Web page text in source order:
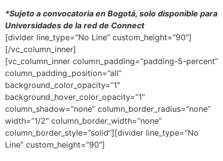
*Sujeto a convocatoria en Bogotá, solo disponible para
Universidades de la red de Connect
[divider line_type=”No Line” custom_height=”90″]
[/vc_column_inner]
[vc_column_inner column_padding=”padding-5-percent”
column_padding_position=”all”
background_color_opacity=”1″
background_hover_color_opacity=”1″
column_shadow=”none” column_border_radius=”none”
width=”1/2″ column_border_width=”none”
column_border_style=”solid”][divider line_type=”No
Line” custom_height=”90″]